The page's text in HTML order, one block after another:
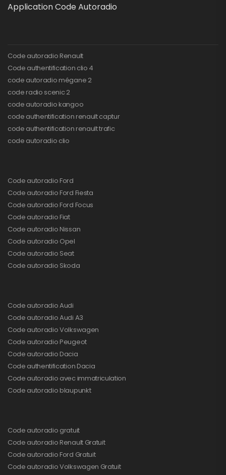
Application Code Autoradio
Code autoradio Renault
Code authentification clio 4
code autoradio mégane 2
code radio scenic 2
code autoradio kangoo
code authentification renault captur
code authentification renault trafic
code autoradio clio
Code autoradio Ford
Code autoradio Ford Fiesta
Code autoradio Ford Focus
Code autoradio Fiat
Code autoradio Nissan
Code autoradio Opel
Code autoradio Seat
Code autoradio Skoda
Code autoradio Audi
Code autoradio Audi A3
Code autoradio Volkswagen
Code autoradio Peugeot
Code autoradio Dacia
Code authentification Dacia
Code autoradio avec immatriculation
Code autoradio blaupunkt
Code autoradio gratuit
Code autoradio Renault Gratuit
Code autoradio Ford Gratuit
Code autoradio Volkswagen Gratuit